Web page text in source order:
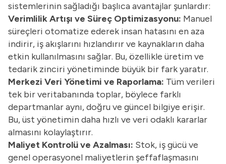
sistemlerinin sağladığı başlıca avantajlar şunlardır:
Verimlilik Artışı ve Süreç Optimizasyonu: Manuel
süreçleri otomatize ederek insan hatasını en aza
indirir, iş akışlarını hızlandırır ve kaynakların daha
etkin kullanılmasını sağlar. Bu, özellikle üretim ve
tedarik zinciri yönetiminde büyük bir fark yaratır.
Merkezi Veri Yönetimi ve Raporlama: Tüm verileri
tek bir veritabanında toplar, böylece farklı
departmanlar aynı, doğru ve güncel bilgiye erişir.
Bu, üst yönetimin daha hızlı ve veri odaklı kararlar
almasını kolaylaştırır.
Maliyet Kontrolü ve Azalması: Stok, iş gücü ve
genel operasyonel maliyetlerin şeffaflaşmasını